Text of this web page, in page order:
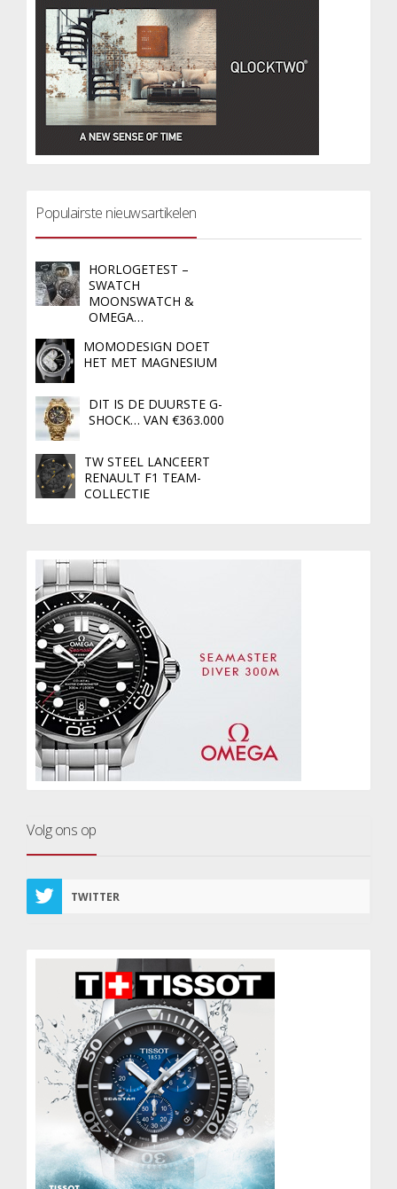
Populairste nieuwsartikelen
HORLOGETEST –
SWATCH
MOONSWATCH &
OMEGA…
MOMODESIGN DOET
HET MET MAGNESIUM
DIT IS DE DUURSTE G-
SHOCK… VAN €363.000
TW STEEL LANCEERT
RENAULT F1 TEAM-
COLLECTIE
Volg ons op
TWITTER